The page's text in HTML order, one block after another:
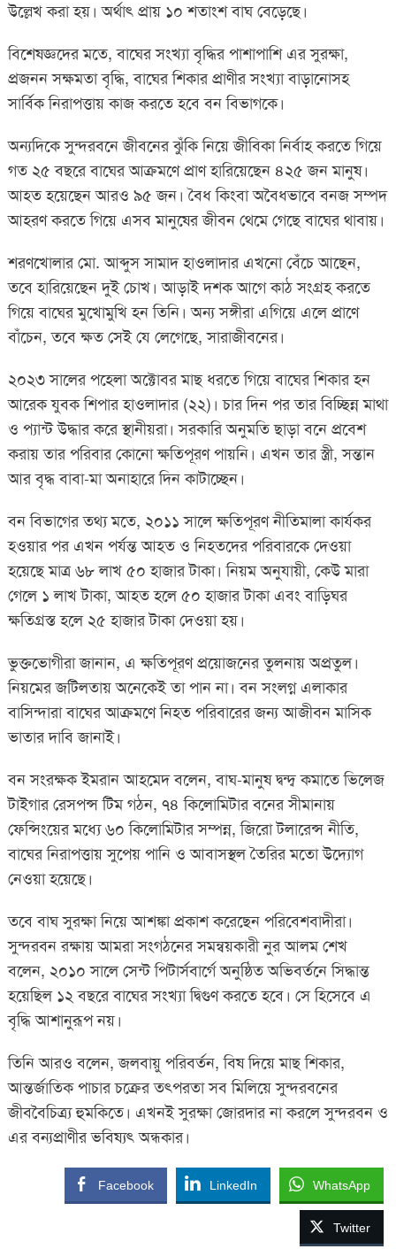
উল্লেখ করা হয়। অর্থাৎ প্রায় ১০ শতাংশ বাঘ বেড়েছে।
বিশেষজ্ঞদের মতে, বাঘের সংখ্যা বৃদ্ধির পাশাপাশি এর সুরক্ষা,
প্রজনন সক্ষমতা বৃদ্ধি, বাঘের শিকার প্রাণীর সংখ্যা বাড়ানোসহ
সার্বিক নিরাপত্তায় কাজ করতে হবে বন বিভাগকে।
অন্যদিকে সুন্দরবনে জীবনের ঝুঁকি নিয়ে জীবিকা নির্বাহ করতে গিয়ে
গত ২৫ বছরে বাঘের আক্রমণে প্রাণ হারিয়েছেন ৪২৫ জন মানুষ।
আহত হয়েছেন আরও ৯৫ জন। বৈধ কিংবা অবৈধভাবে বনজ সম্পদ
আহরণ করতে গিয়ে এসব মানুষের জীবন থেমে গেছে বাঘের থাবায়।
শরণখোলার মো. আব্দুস সামাদ হাওলাদার এখনো বেঁচে আছেন,
তবে হারিয়েছেন দুই চোখ। আড়াই দশক আগে কাঠ সংগ্রহ করতে
গিয়ে বাঘের মুখোমুখি হন তিনি। অন্য সঙ্গীরা এগিয়ে এলে প্রাণে
বাঁচেন, তবে ক্ষত সেই যে লেগেছে, সারাজীবনের।
২০২৩ সালের পহেলা অক্টোবর মাছ ধরতে গিয়ে বাঘের শিকার হন
আরেক যুবক শিপার হাওলাদার (২২)। চার দিন পর তার বিচ্ছিন্ন মাথা
ও প্যান্ট উদ্ধার করে স্থানীয়রা। সরকারি অনুমতি ছাড়া বনে প্রবেশ
করায় তার পরিবার কোনো ক্ষতিপূরণ পায়নি। এখন তার স্ত্রী, সন্তান
আর বৃদ্ধ বাবা-মা অনাহারে দিন কাটাচ্ছেন।
বন বিভাগের তথ্য মতে, ২০১১ সালে ক্ষতিপূরণ নীতিমালা কার্যকর
হওয়ার পর এখন পর্যন্ত আহত ও নিহতদের পরিবারকে দেওয়া
হয়েছে মাত্র ৬৮ লাখ ৫০ হাজার টাকা। নিয়ম অনুযায়ী, কেউ মারা
গেলে ১ লাখ টাকা, আহত হলে ৫০ হাজার টাকা এবং বাড়িঘর
ক্ষতিগ্রস্ত হলে ২৫ হাজার টাকা দেওয়া হয়।
ভুক্তভোগীরা জানান, এ ক্ষতিপূরণ প্রয়োজনের তুলনায় অপ্রতুল।
নিয়মের জটিলতায় অনেকেই তা পান না। বন সংলগ্ন এলাকার
বাসিন্দারা বাঘের আক্রমণে নিহত পরিবারের জন্য আজীবন মাসিক
ভাতার দাবি জানাই।
বন সংরক্ষক ইমরান আহমেদ বলেন, বাঘ-মানুষ দ্বন্দ্ব কমাতে ভিলেজ
টাইগার রেসপন্স টিম গঠন, ৭৪ কিলোমিটার বনের সীমানায়
ফেন্সিংয়ের মধ্যে ৬০ কিলোমিটার সম্পন্ন, জিরো টলারেন্স নীতি,
বাঘের নিরাপত্তায় সুপেয় পানি ও আবাসস্থল তৈরির মতো উদ্যোগ
নেওয়া হয়েছে।
তবে বাঘ সুরক্ষা নিয়ে আশঙ্কা প্রকাশ করেছেন পরিবেশবাদীরা।
সুন্দরবন রক্ষায় আমরা সংগঠনের সমন্বয়কারী নুর আলম শেখ
বলেন, ২০১০ সালে সেন্ট পিটার্সবার্গে অনুষ্ঠিত অভিবর্তনে সিদ্ধান্ত
হয়েছিল ১২ বছরে বাঘের সংখ্যা দ্বিগুণ করতে হবে। সে হিসেবে এ
বৃদ্ধি আশানুরূপ নয়।
তিনি আরও বলেন, জলবায়ু পরিবর্তন, বিষ দিয়ে মাছ শিকার,
আন্তর্জাতিক পাচার চক্রের তৎপরতা সব মিলিয়ে সুন্দরবনের
জীববৈচিত্র্য হুমকিতে। এখনই সুরক্ষা জোরদার না করলে সুন্দরবন ও
এর বন্যপ্রাণীর ভবিষ্যৎ অন্ধকার।
Facebook LinkedIn WhatsApp
Twitter